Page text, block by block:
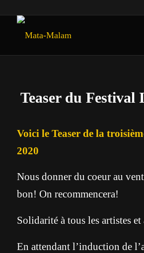
Teaser du Festival
Voici le Teaser de la
2020
Nous donner du coeur au
bon! On recommencera!
Solidarité à tous les artistes
En attendant l’induction de